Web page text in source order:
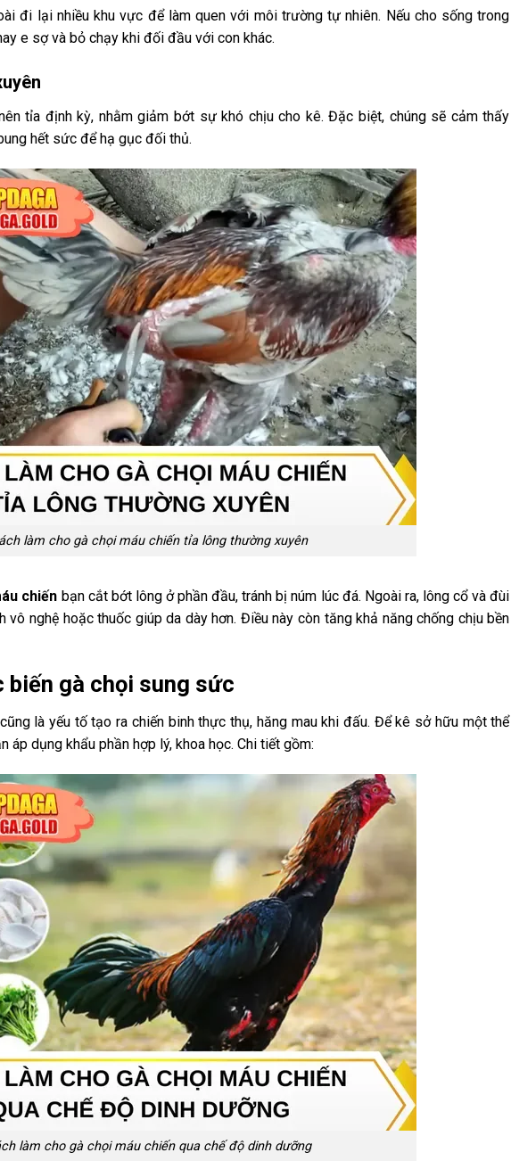
đi lại nhiều khu vực để làm quen với môi trường tự nhiên. Nếu cho sống trong
e sợ và bỏ chạy khi đối đầu với con khác.
tỉa định kỳ, nhằm giảm bớt sự khó chịu cho kê. Đặc biệt, chúng sẽ cảm thấy
hết sức để hạ gục đối thủ.
làm cho gà chọi máu chiến tỉa lông thường xuyên
chiến bạn cắt bớt lông ở phần đầu, tránh bị núm lúc đá. Ngoài ra, lông cổ và đùi
nghệ hoặc thuốc giúp da dày hơn. Điều này còn tăng khả năng chống chịu bền
biến gà chọi sung sức
là yếu tố tạo ra chiến binh thực thụ, hăng mau khi đấu. Để kê sở hữu một thể
áp dụng khẩu phần hợp lý, khoa học. Chi tiết gồm:
làm cho gà chọi máu chiến qua chế độ dinh dưỡng